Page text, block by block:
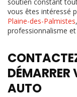
vous êtes intéressé
Plaine-des-Palmistes
professionnalisme et
AUTO